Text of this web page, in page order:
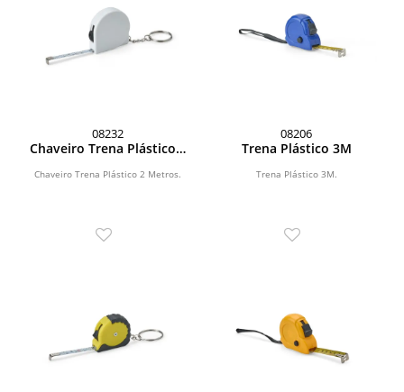
08232
Chaveiro Trena Plástico 2
Chaveiro Trena Plástico 2 Metros.
08206
Trena Plástico 3M
Trena Plástico 3M.